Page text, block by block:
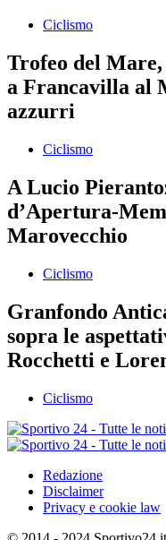
Ciclismo
Trofeo del
a Francavilla al
azzurri
Ciclismo
A Lucio
d’Apertura-
Marovecchio
Ciclismo
Granfondo
sopra le
Rocchetti e
Ciclismo
Redazione
Disclaimer
Privacy e cookie law